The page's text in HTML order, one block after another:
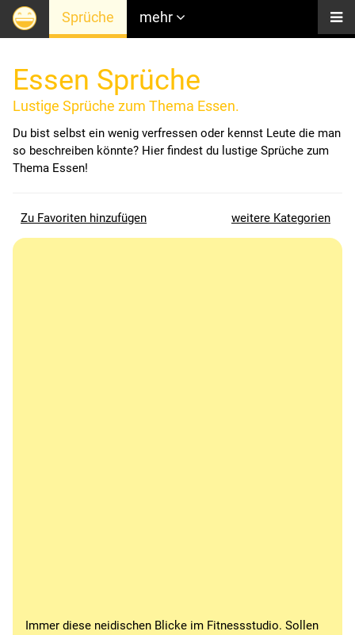
Sprüche mehr
Essen Sprüche
Lustige Sprüche zum Thema Essen.
Du bist selbst ein wenig verfressen oder kennst Leute die man
so beschreiben könnte? Hier findest du lustige Sprüche zum
Thema Essen!
Zu Favoriten hinzufügen weitere Kategorien
Immer diese neidischen Blicke im Fitnessstudio. Sollen